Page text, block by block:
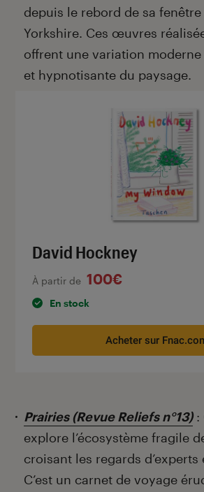
depuis le rebord de sa
Yorkshire. Ces œuvres
offrent une variation moderne
et hypnotisante du paysage.
David Hockney
À partir de 100€
En stock
Acheter sur
Prairies (Revue Reliefs n°13):
explore l’écosystème fragile
croisant les regards d’experts
C’est un carnet de voyage